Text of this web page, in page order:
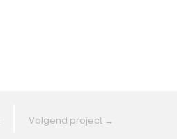
Volgend project →